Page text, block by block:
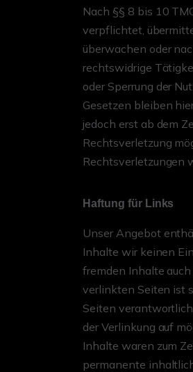
Nach §§ 8 bis 10
verpflichtet,
überwachen oder
rechtswidrige
oder Sperrung der
Gesetzen bleiben
jedoch erst ab dem
Rechtsverletzung
Rechtsverletzungen
Haftung für Links
Unser Angebot
Inhalte wir keinen
fremden Inhalte
verlinkten Seiten ist
Seiten
der Verlinkung auf
Inhalte waren zum
permanente